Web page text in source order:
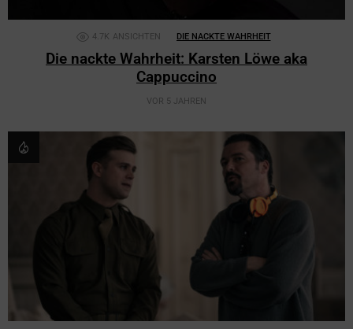
4.7K ANSICHTEN DIE NACKTE WAHRHEIT
Die nackte Wahrheit: Karsten Löwe aka
Cappuccino
VOR 5 JAHREN